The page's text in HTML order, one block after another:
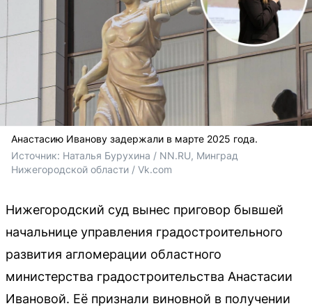
Анастасию Иванову задержали в марте 2025 года.
Источник: Наталья Бурухина / NN.RU, Минград
Нижегородской области / Vk.com
Нижегородский суд вынес приговор бывшей
начальнице управления градостроительного
развития агломерации областного
министерства градостроительства Анастасии
Ивановой. Её признали виновной в получении